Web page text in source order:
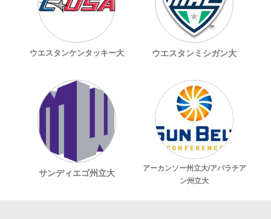
ウエスタンケンタッキー大 ウエスタンミシガン大
サンディエゴ州立大
アーカンソー州立大/アパラチア
ン州立大